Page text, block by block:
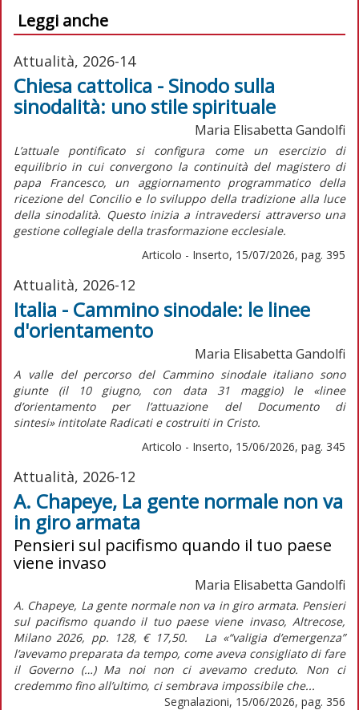
Leggi anche
Attualità, 2026-14
Chiesa cattolica - Sinodo sulla
sinodalità: uno stile spirituale
Maria Elisabetta Gandolfi
L’attuale pontificato si configura come un esercizio di
equilibrio in cui convergono la continuità del magistero di
papa Francesco, un aggiornamento programmatico della
ricezione del Concilio e lo sviluppo della tradizione alla luce
della sinodalità. Questo inizia a intravedersi attraverso una
gestione collegiale della trasformazione ecclesiale.
Articolo - Inserto, 15/07/2026, pag. 395
Attualità, 2026-12
Italia - Cammino sinodale: le linee
d'orientamento
Maria Elisabetta Gandolfi
A valle del percorso del Cammino sinodale italiano sono
giunte (il 10 giugno, con data 31 maggio) le «linee
d’orientamento per l’attuazione del Documento di
sintesi»intitolate Radicati e costruiti in Cristo.
Articolo - Inserto, 15/06/2026, pag. 345
Attualità, 2026-12
A. Chapeye, La gente normale non va
in giro armata
Pensieri sul pacifismo quando il tuo paese
viene invaso
Maria Elisabetta Gandolfi
A. Chapeye, La gente normale non va in giro armata. Pensieri
sul pacifismo quando il tuo paese viene invaso, Altrecose,
Milano 2026, pp. 128, € 17,50. La «“valigia d’emergenza”
l’avevamo preparata da tempo, come aveva consigliato di fare
il Governo (…) Ma noi non ci avevamo creduto. Non ci
credemmo fino all’ultimo, ci sembrava impossibile che...
Segnalazioni, 15/06/2026, pag. 356